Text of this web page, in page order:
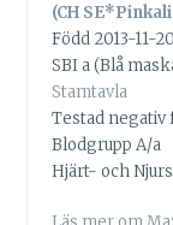
(CH
Född 2013-11-20
SBI a (Blå
Stamtavla
Testad negativ
Blodgrupp A/a
Hjärt- och